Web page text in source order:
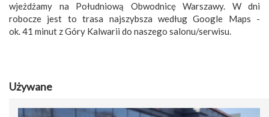
wjeżdżamy na Południową Obwodnicę Warszawy. W dni
robocze jest to trasa najszybsza według Google Maps -
ok. 41 minut z Góry Kalwarii do naszego salonu/serwisu.
Używane